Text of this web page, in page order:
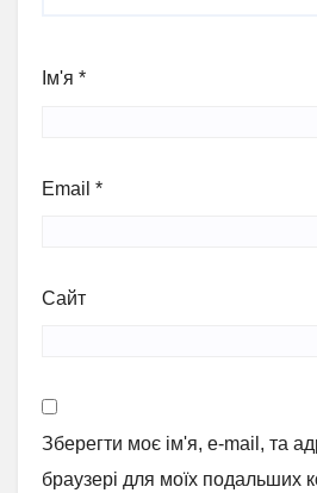
Ім'я *
Email *
Сайт
Зберегти моє ім'я, e-mail, та
браузері для моїх подальших